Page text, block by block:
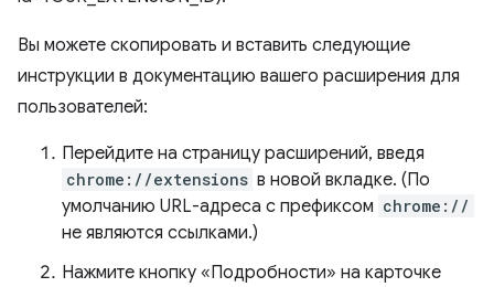
Вы можете скопировать и вставить следующие
инструкции в документацию вашего расширения для
пользователей:
Перейдите на страницу расширений, введя
chrome://extensions в новой вкладке. (По
умолчанию URL-адреса с префиксом chrome://
не являются ссылками.)
Нажмите кнопку «Подробности» на карточке